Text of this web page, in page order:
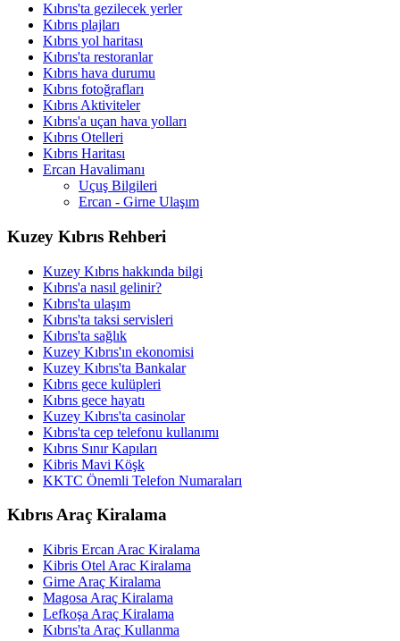
Kıbrıs'ta gezilecek yerler
Kıbrıs plajları
Kıbrıs yol haritası
Kıbrıs'ta restoranlar
Kıbrıs hava durumu
Kıbrıs fotoğrafları
Kıbrıs Aktiviteler
Kıbrıs'a uçan hava yolları
Kıbrıs Otelleri
Kıbrıs Haritası
Ercan Havalimanı
Uçuş Bilgileri
Ercan - Girne Ulaşım
Kuzey Kıbrıs Rehberi
Kuzey Kıbrıs hakkında bilgi
Kıbrıs'a nasıl gelinir?
Kıbrıs'ta ulaşım
Kıbrıs'ta taksi servisleri
Kıbrıs'ta sağlık
Kuzey Kıbrıs'ın ekonomisi
Kuzey Kıbrıs'ta Bankalar
Kıbrıs gece kulüpleri
Kıbrıs gece hayatı
Kuzey Kıbrıs'ta casinolar
Kıbrıs'ta cep telefonu kullanımı
Kıbrıs Sınır Kapıları
Kibris Mavi Köşk
KKTC Önemli Telefon Numaraları
Kıbrıs Araç Kiralama
Kibris Ercan Arac Kiralama
Kibris Otel Arac Kiralama
Girne Araç Kiralama
Magosa Araç Kiralama
Lefkoşa Araç Kiralama
Kıbrıs'ta Araç Kullanma